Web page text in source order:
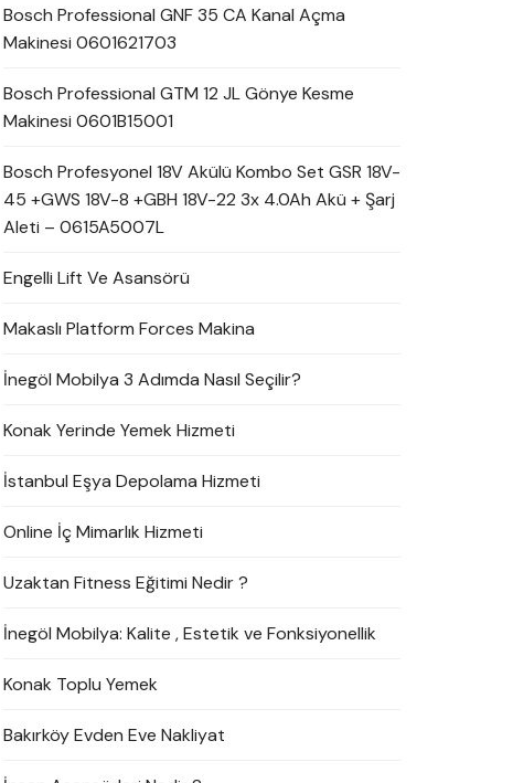
Bosch Professional GNF 35 CA Kanal Açma
Makinesi 0601621703
Bosch Professional GTM 12 JL Gönye Kesme
Makinesi 0601B15001
Bosch Profesyonel 18V Akülü Kombo Set GSR 18V-
45 +GWS 18V-8 +GBH 18V-22 3x 4.0Ah Akü + Şarj
Aleti – 0615A5007L
Engelli Lift Ve Asansörü
Makaslı Platform Forces Makina
İnegöl Mobilya 3 Adımda Nasıl Seçilir?
Konak Yerinde Yemek Hizmeti
İstanbul Eşya Depolama Hizmeti
Online İç Mimarlık Hizmeti
Uzaktan Fitness Eğitimi Nedir ?
İnegöl Mobilya: Kalite , Estetik ve Fonksiyonellik
Konak Toplu Yemek
Bakırköy Evden Eve Nakliyat